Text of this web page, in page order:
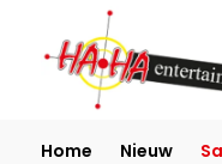
Home Nieuw